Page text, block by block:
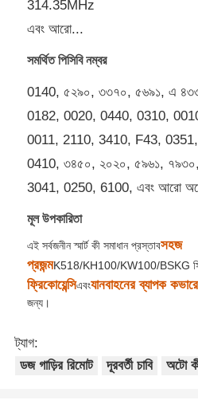
ভিডিও
আমাদের সম্পর্কে
কারখানা ভ্রমণ
মান নিয়ন্ত্রণ
আমাদের সাথে যোগাযোগ করুন
খবর
সব ক্ষেত্রেই
314.35MHz
এবং আরো...
সমর্থিত পিসিবি নম্বর
0140, ৫২৯০, ৩৩৭০, ৫৬৯১, এ
0182, 0020, 0440, 0310,
0011, 2110, 3410, F43,
0410, ৩৪৫০, ২০২০, ৫৯৬১,
3041, 0250, 6100, এবং আরো
মূল উপকারিতা
এই সর্বজনীন স্মার্ট কী সমাধান প্রস্তাবসহজ
প্রজন্মK518/KH100/KW100/BSKG
ফ্রিকোয়েন্সিএবংযানবাহনের ব্যাপক
জন্য।
ট্যাগ:
ডজ গাড়ির রিমোট
দূরবর্তী চাবি অটো